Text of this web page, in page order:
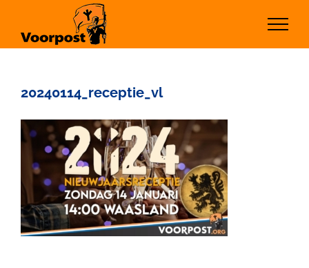
inhoud
20240114_receptie_vl